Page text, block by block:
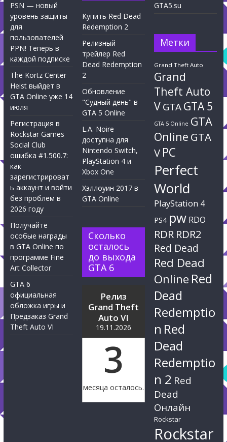
PSN — новый
уровень защиты
для
пользователей
PPN! Теперь в
каждой подписке
The Kortz Center
Heist выйдет в
GTA Online уже 14
июля
Регистрация в
Rockstar Games
Social Club
ошибка #1.500.7:
как
зарегистрироват
ь аккаунт и войти
без проблем в
2026 году
Получайте
особые награды
в GTA Online по
программе Fine
Art Collector
GTA 6
официальная
обложка игры и
Предзаказ Grand
Theft Auto VI
Купить Red Dead
Redemption 2
Релизный
трейлер Red
Dead Redemption
2
Обновление
"Судный день" в
GTA 5 Online
L.A. Noire
доступна для
Nintendo Switch,
PlayStation 4 и
Xbox One
Хэллоуин 2017 в
GTA Online
Сколько
осталось
до выхода
GTA 6
Релиз
Grand Theft
Auto VI
19.11.2026
3
месяца осталось.
GTA5.su
Метки
Grand Theft Auto
Grand
Theft Auto
VGTAGTA 5
GTA 5 Online GTA
Online GTA
V PC
Perfect
World
PlayStation 4
PS4 pw RDO
RDR RDR2
Red Dead
Red Dead
Online Red
Dead
Redemptio
n Red
Dead
Redemptio
n 2 Red
Dead
Онлайн
Rockstar
Rockstar